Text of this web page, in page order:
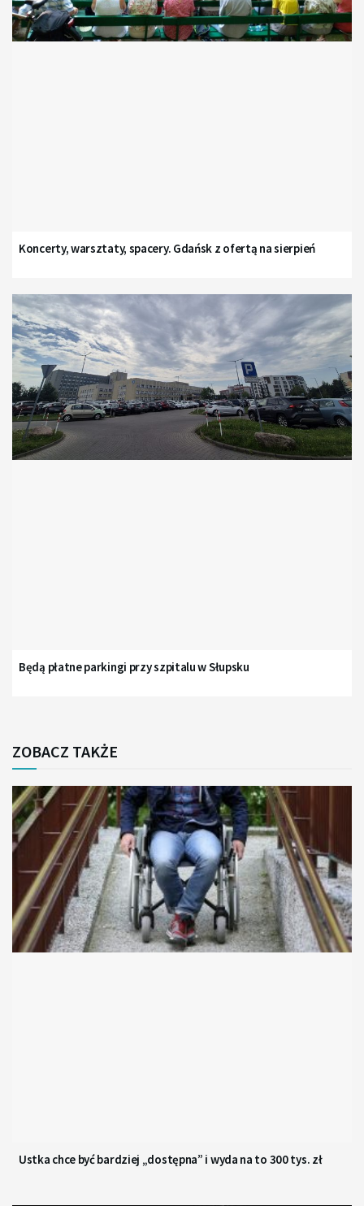
Koncerty, warsztaty, spacery. Gdańsk z ofertą na sierpień
Będą płatne parkingi przy szpitalu w Słupsku
ZOBACZ TAKŻE
Ustka chce być bardziej „dostępna” i wyda na to 300 tys. zł